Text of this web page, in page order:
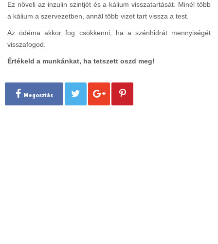
Ez növeli az inzulin szintjét és a kálium visszatartását. Minél több
a kálium a szervezetben, annál több vizet tart vissza a test.
Az ödéma akkor fog csökkenni, ha a szénhidrát mennyiségét
visszafogod.
Értékeld a munkánkat, ha tetszett oszd meg!
Megosztás